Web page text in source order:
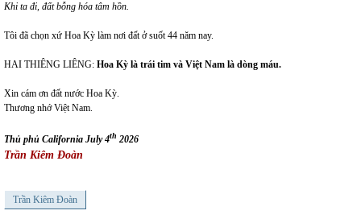
Khi ta đi, đất bỗng hóa tâm hồn.
Tôi đã chọn xứ Hoa Kỳ làm nơi đất ở suốt 44 năm nay.
HAI THIÊNG LIÊNG: Hoa Kỳ là trái tim và Việt Nam là dòng máu.
Xin cám ơn đất nước Hoa Kỳ.
Thương nhớ Việt Nam.
Thủ phủ California July 4th 2026
Trần Kiêm Đoàn
Trần Kiêm Đoàn